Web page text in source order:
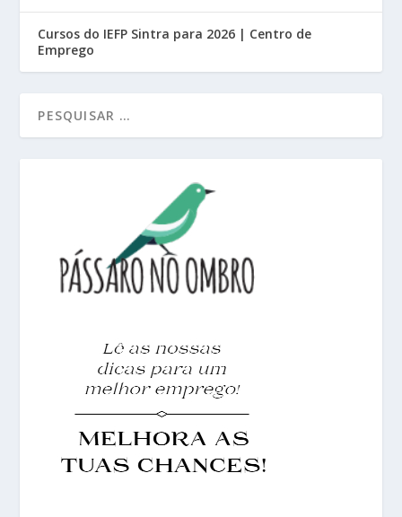
Cursos do IEFP Sintra para 2026 | Centro de
Emprego